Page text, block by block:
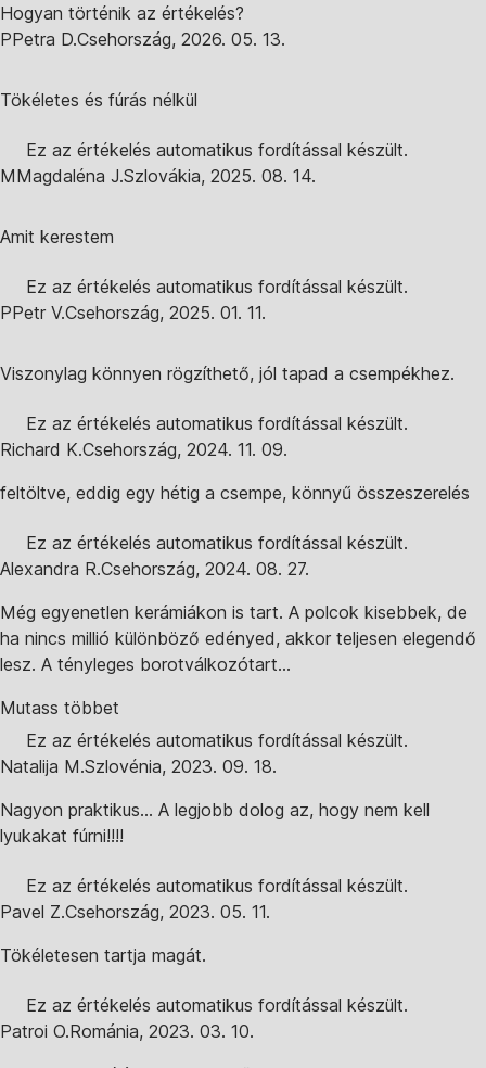
Hogyan történik az értékelés?
PPetra D.Csehország, 2026. 05. 13.
Tökéletes és fúrás nélkül
Ez az értékelés automatikus fordítással készült.
MMagdaléna J.Szlovákia, 2025. 08. 14.
Amit kerestem
Ez az értékelés automatikus fordítással készült.
PPetr V.Csehország, 2025. 01. 11.
Viszonylag könnyen rögzíthető, jól tapad a csempékhez.
Ez az értékelés automatikus fordítással készült.
Richard K.Csehország, 2024. 11. 09.
feltöltve, eddig egy hétig a csempe, könnyű összeszerelés
Ez az értékelés automatikus fordítással készült.
Alexandra R.Csehország, 2024. 08. 27.
Még egyenetlen kerámiákon is tart. A polcok kisebbek, de
ha nincs millió különböző edényed, akkor teljesen elegendő
lesz. A tényleges borotválkozótart...
Mutass többet
Ez az értékelés automatikus fordítással készült.
Natalija M.Szlovénia, 2023. 09. 18.
Nagyon praktikus... A legjobb dolog az, hogy nem kell
lyukakat fúrni!!!!
Ez az értékelés automatikus fordítással készült.
Pavel Z.Csehország, 2023. 05. 11.
Tökéletesen tartja magát.
Ez az értékelés automatikus fordítással készült.
Patroi O.Románia, 2023. 03. 10.